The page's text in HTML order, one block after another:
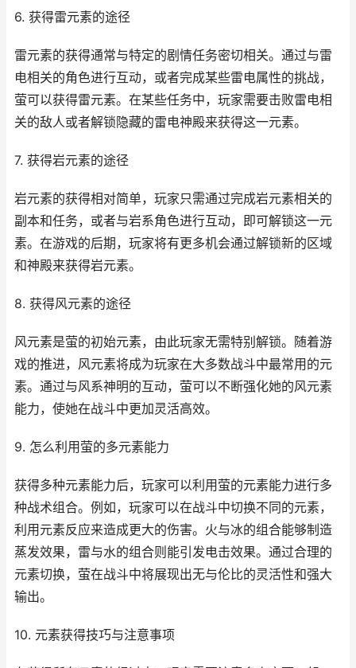
6. 获得雷元素的途径
雷元素的获得通常与特定的剧情任务密切相关。通过与雷
电相关的角色进行互动，或者完成某些雷电属性的挑战，
萤可以获得雷元素。在某些任务中，玩家需要击败雷电相
关的敌人或者解锁隐藏的雷电神殿来获得这一元素。
7. 获得岩元素的途径
岩元素的获得相对简单，玩家只需通过完成岩元素相关的
副本和任务，或者与岩系角色进行互动，即可解锁这一元
素。在游戏的后期，玩家将有更多机会通过解锁新的区域
和神殿来获得岩元素。
8. 获得风元素的途径
风元素是萤的初始元素，由此玩家无需特别解锁。随着游
戏的推进，风元素将成为玩家在大多数战斗中最常用的元
素。通过与风系神明的互动，萤可以不断强化她的风元素
能力，使她在战斗中更加灵活高效。
9. 怎么利用萤的多元素能力
获得多种元素能力后，玩家可以利用萤的元素能力进行多
种战术组合。例如，玩家可以在战斗中切换不同的元素，
利用元素反应来造成更大的伤害。火与冰的组合能够制造
蒸发效果，雷与水的组合则能引发电击效果。通过合理的
元素切换，萤在战斗中将展现出无与伦比的灵活性和强大
输出。
10. 元素获得技巧与注意事项